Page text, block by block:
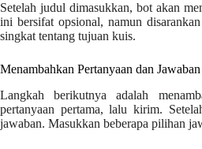
Setelah judul dimasukkan, bot akan
ini bersifat opsional, namun
singkat tentang tujuan kuis.
Menambahkan Pertanyaan dan Jawaban
Langkah berikutnya adalah
pertanyaan pertama, lalu kirim.
jawaban. Masukkan beberapa pilihan